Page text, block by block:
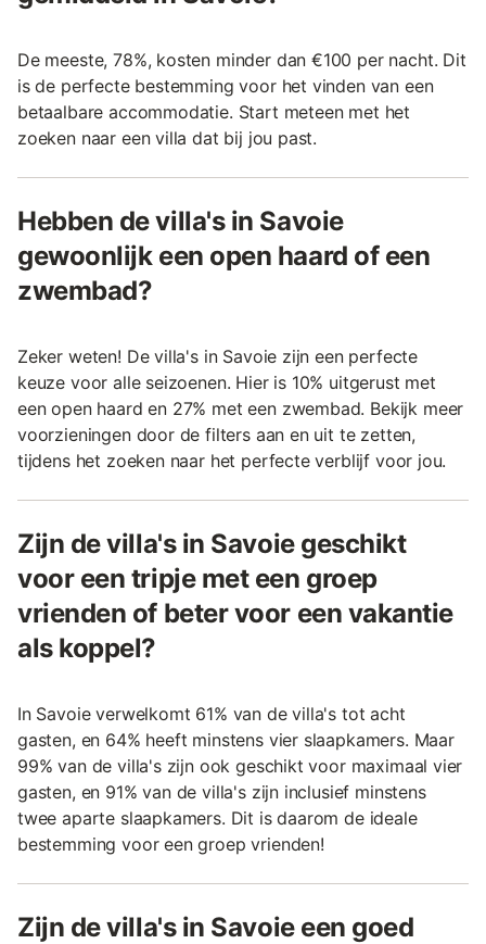
De meeste, 78%, kosten minder dan €100 per nacht. Dit
is de perfecte bestemming voor het vinden van een
betaalbare accommodatie. Start meteen met het
zoeken naar een villa dat bij jou past.
Hebben de villa's in Savoie
gewoonlijk een open haard of een
zwembad?
Zeker weten! De villa's in Savoie zijn een perfecte
keuze voor alle seizoenen. Hier is 10% uitgerust met
een open haard en 27% met een zwembad. Bekijk meer
voorzieningen door de filters aan en uit te zetten,
tijdens het zoeken naar het perfecte verblijf voor jou.
Zijn de villa's in Savoie geschikt
voor een tripje met een groep
vrienden of beter voor een vakantie
als koppel?
In Savoie verwelkomt 61% van de villa's tot acht
gasten, en 64% heeft minstens vier slaapkamers. Maar
99% van de villa's zijn ook geschikt voor maximaal vier
gasten, en 91% van de villa's zijn inclusief minstens
twee aparte slaapkamers. Dit is daarom de ideale
bestemming voor een groep vrienden!
Zijn de villa's in Savoie een goed